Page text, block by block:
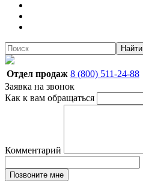
Найти
Отдел продаж 8 (800) 511-24-88
Заявка на звонок
Как к вам обращаться
Комментарий
Позвоните мне